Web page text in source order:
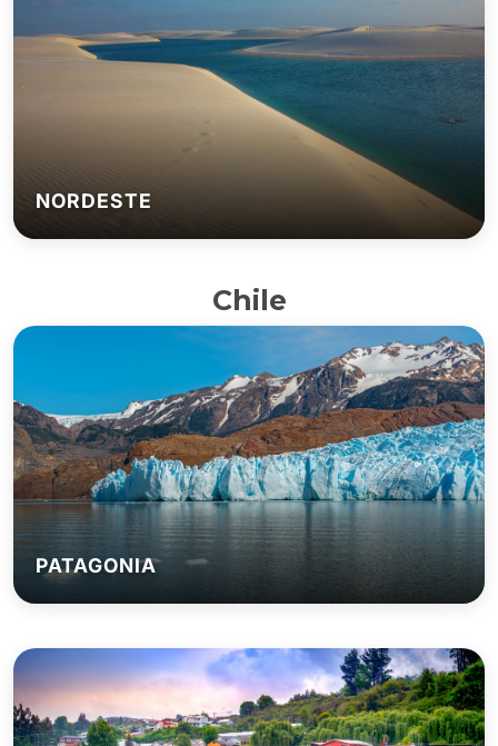
NORDESTE
Chile
PATAGONIA